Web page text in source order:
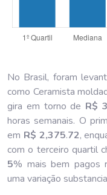
No Brasil, foram
como Ceramista
gira em torno de R$
horas semanais. O
em R$ 2,375.72,
com o terceiro quartil
5% mais bem pagos
uma variação